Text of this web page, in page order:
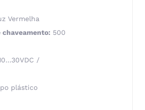
Vermelha
chaveamento: 500
/
plástico